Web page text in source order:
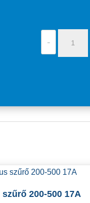
-
200-500 17A